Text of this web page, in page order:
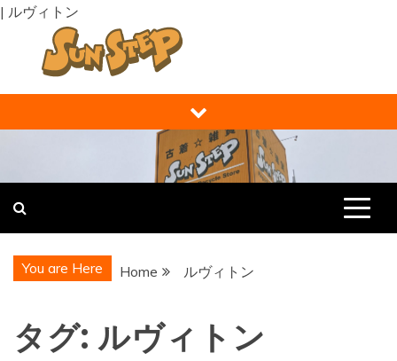
| ルヴィトン
to
福井の買取り・販売 サンステップ [
RECYCLE STORE ]
福井の買取販売ならサンステップへ。メンズ・レディース衣
類・ブランド品・バッグ・時計・家具・家電・ホビー・雑
You are Here Home ルヴィトン
タグ: ルヴィトン